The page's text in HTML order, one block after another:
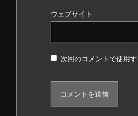
ウェブサイト
次回のコメントで使用